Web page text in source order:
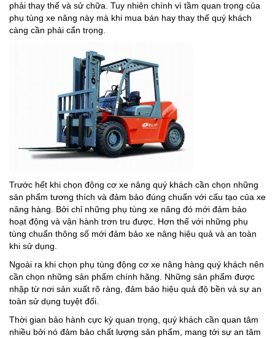
phải thay thế và sử chữa. Tuy nhiên chính vì tầm quan trọng của
phụ tùng xe nâng này mà khi mua bán hay thay thế quý khách
càng cần phải cẩn trọng.
Trước hết khi chọn động cơ xe nâng quý khách cần chọn những
sản phẩm tương thích và đảm bảo đúng chuẩn với cấu tạo của xe
nâng hàng. Bởi chỉ những phụ tùng xe nâng đó mới đảm bảo
hoạt động và vận hành trơn tru được. Hơn thế với những phụ
tùng chuẩn thông số mới đảm bảo xe nâng hiệu quả và an toàn
khi sử dụng.
Ngoài ra khi chọn phụ tùng động cơ xe nâng hàng quý khách nên
cần chọn những sản phẩm chính hãng. Những sản phẩm được
nhập từ nơi sản xuất rõ ràng, đảm bảo hiệu quả độ bền và sự an
toàn sử dụng tuyệt đối.
Thời gian bảo hành cực kỳ quan trọng, quý khách cần quan tâm
nhiều bởi nó đảm bảo chất lượng sản phẩm, mang tới sự an tâm